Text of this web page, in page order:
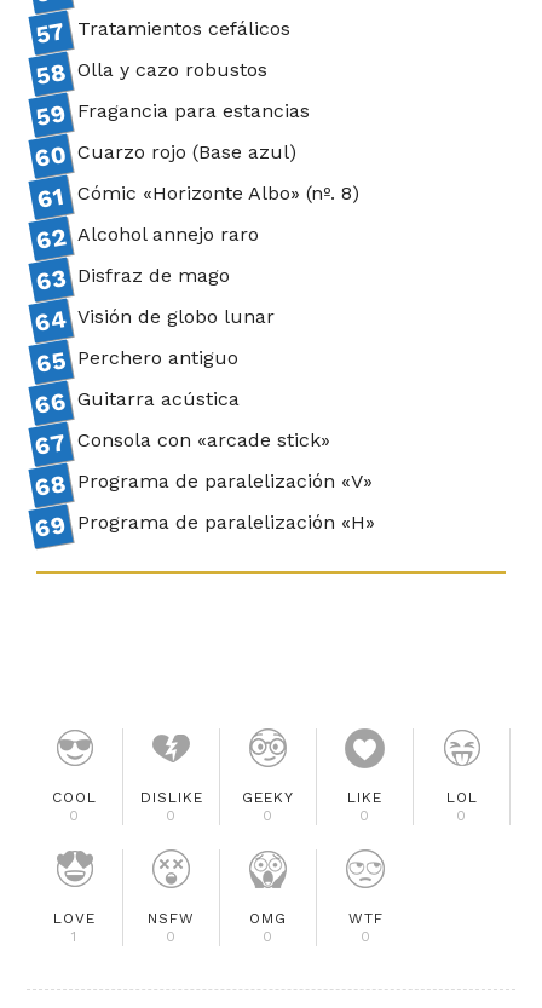
Tratamientos cefálicos
Olla y cazo robustos
Fragancia para estancias
Cuarzo rojo (Base azul)
Cómic «Horizonte Albo» (nº. 8)
Alcohol annejo raro
Disfraz de mago
Visión de globo lunar
Perchero antiguo
Guitarra acústica
Consola con «arcade stick»
Programa de paralelización «V»
Programa de paralelización «H»
COOL
0
DISLIKE
0
GEEKY
0
LIKE
0
LOL
0
LOVE
1
NSFW
0
OMG
0
WTF
0